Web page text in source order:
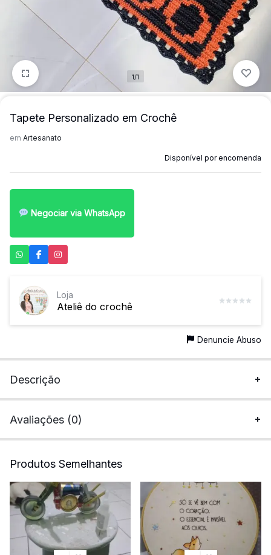
quem
mais
precisa!
precisa!
1/1
Tapete Personalizado em Crochê
em Artesanato
Disponível por encomenda
Negociar via WhatsApp
Ateliê do crochê
Loja
Denuncie Abuso
Descrição
Avaliações (0)
Produtos Semelhantes